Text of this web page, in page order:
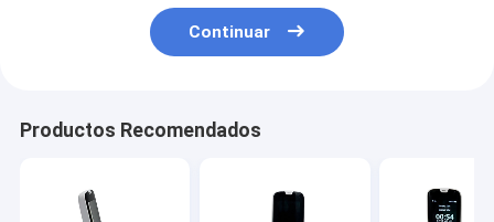
Continuar
Productos Recomendados